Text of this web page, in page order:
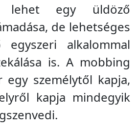
lehet egy üldöző
de lehetséges
alkalommal
is. A mobbing
egy személytől kapja,
kapja mindegyik